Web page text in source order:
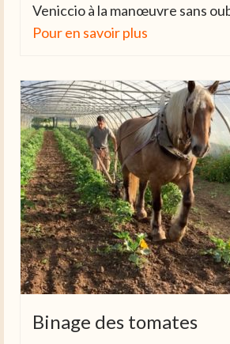
Veniccio à la manœuvre sans
Pour en savoir plus
Binage des tomates